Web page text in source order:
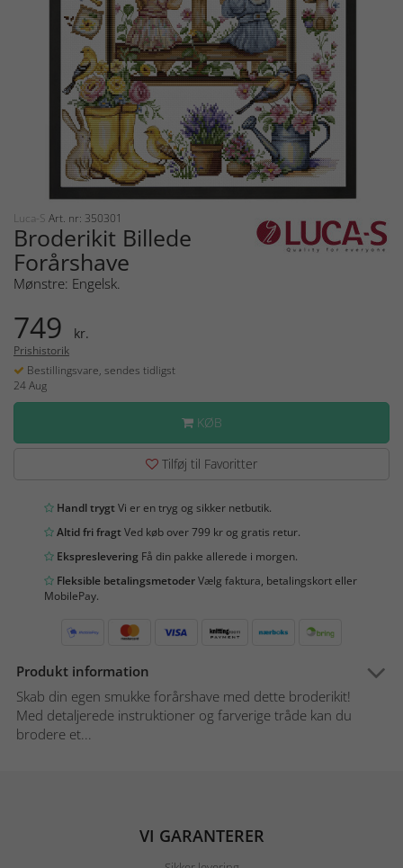
Luca-S Art. nr: 350301
Broderikit Billede
Forårshave
Mønstre: Engelsk.
749 kr.
Prishistorik
Bestillingsvare, sendes tidligst
24 Aug
KØB
Tilføj til Favoritter
Handl trygtVi er en tryg og sikker netbutik.
Altid fri fragtVed køb over 799 kr og gratis retur.
Ekspreslevering Få din pakke allerede i morgen.
Fleksible betalingsmetoderVælg faktura, betalingskort eller
MobilePay.
Produkt information
Skab din egen smukke forårshave med dette broderikit!
Med detaljerede instruktioner og farverige tråde kan du
brodere et...
VI GARANTERER